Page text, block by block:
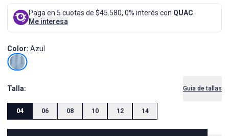
Paga en 5 cuotas de $45.580, 0% interés con QUAC
Me interesa
Color: Azul
Talla: Guía de tallas
04 06 08 10 12 14